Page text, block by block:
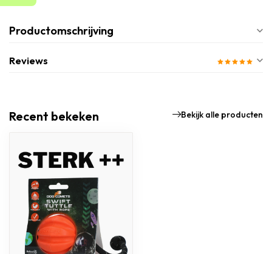
Productomschrijving
Reviews
Recent bekeken Bekijk alle producten